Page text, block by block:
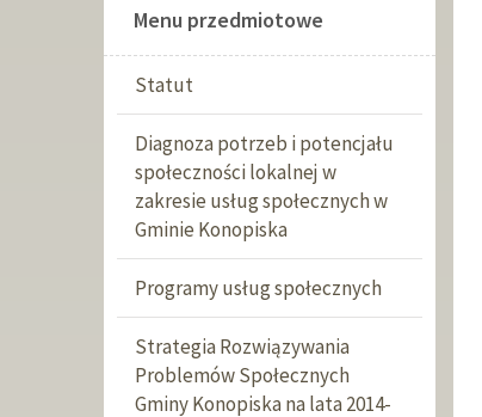
Menu przedmiotowe
Statut
Diagnoza potrzeb i potencjału
społeczności lokalnej w
zakresie usług społecznych w
Gminie Konopiska
Programy usług społecznych
Strategia Rozwiązywania
Problemów Społecznych
Gminy Konopiska na lata 2014-